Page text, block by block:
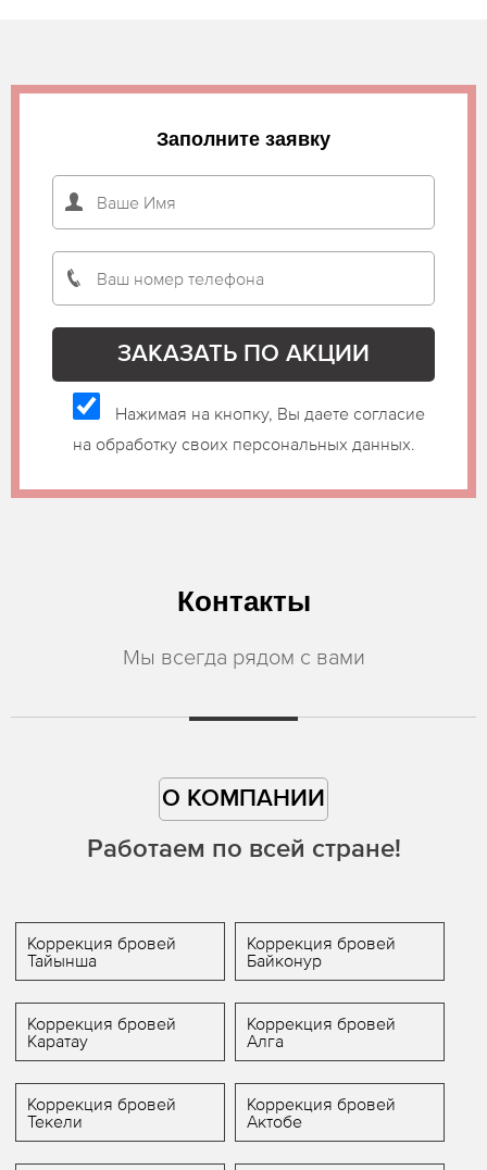
Заполните заявку
Нажимая на кнопку, Вы даете согласие
на обработку своих персональных данных.
Контакты
Мы всегда рядом с вами
О КОМПАНИИ
Работаем по всей стране!
Коррекция бровей
Тайынша
Коррекция бровей
Байконур
Коррекция бровей
Каратау
Коррекция бровей
Алга
Коррекция бровей
Текели
Коррекция бровей
Актобе